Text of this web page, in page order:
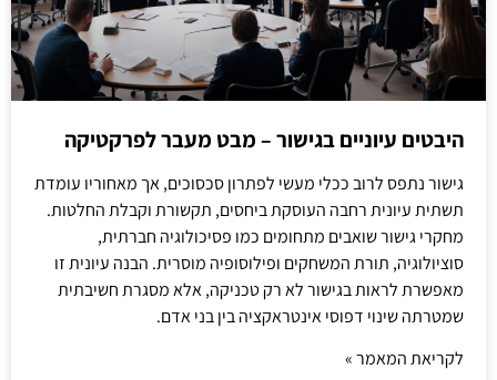
היבטים עיוניים בגישור – מבט מעבר לפרקטיקה
גישור נתפס לרוב ככלי מעשי לפתרון סכסוכים, אך מאחוריו עומדת
תשתית עיונית רחבה העוסקת ביחסים, תקשורת וקבלת החלטות.
מחקרי גישור שואבים מתחומים כמו פסיכולוגיה חברתית,
סוציולוגיה, תורת המשחקים ופילוסופיה מוסרית. הבנה עיונית זו
מאפשרת לראות בגישור לא רק טכניקה, אלא מסגרת חשיבתית
שמטרתה שינוי דפוסי אינטראקציה בין בני אדם.
לקריאת המאמר »